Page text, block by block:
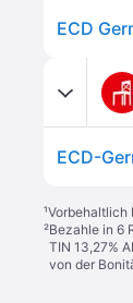
ECD-
¹Vorbehaltlich
²Bezahle in 6
TIN 13,27%
von der